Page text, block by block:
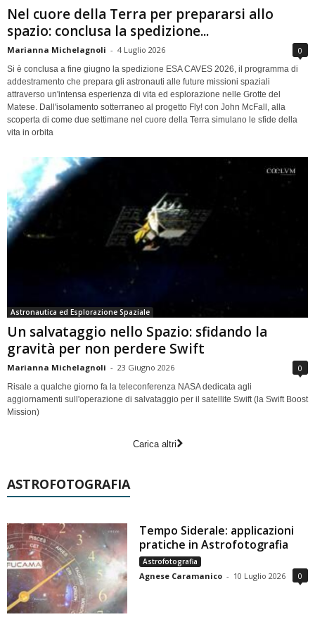
Nel cuore della Terra per prepararsi allo
spazio: conclusa la spedizione...
Marianna Michelagnoli - 4 Luglio 2026 0
Si è conclusa a fine giugno la spedizione ESA CAVES 2026, il programma di
addestramento che prepara gli astronauti alle future missioni spaziali
attraverso un'intensa esperienza di vita ed esplorazione nelle Grotte del
Matese. Dall'isolamento sotterraneo al progetto Fly! con John McFall, alla
scoperta di come due settimane nel cuore della Terra simulano le sfide della
vita in orbita
Astronautica ed Esplorazione Spaziale
Un salvataggio nello Spazio: sfidando la
gravità per non perdere Swift
Marianna Michelagnoli - 23 Giugno 2026 0
Risale a qualche giorno fa la teleconferenza NASA dedicata agli
aggiornamenti sull'operazione di salvataggio per il satellite Swift (la Swift Boost
Mission)
Carica altri
ASTROFOTOGRAFIA
Tempo Siderale: applicazioni
pratiche in Astrofotografia
Astrofotografia
Agnese Caramanico - 10 Luglio 2026 0